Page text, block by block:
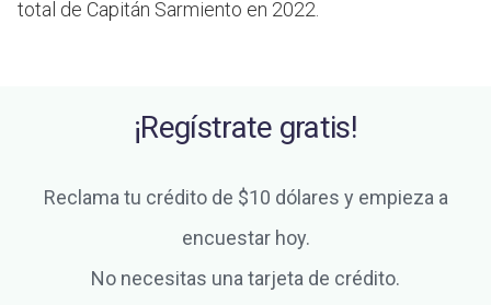
total de Capitán Sarmiento en 2022.
¡Regístrate gratis!
Reclama tu crédito de $10 dólares y empieza a
encuestar hoy.
No necesitas una tarjeta de crédito.